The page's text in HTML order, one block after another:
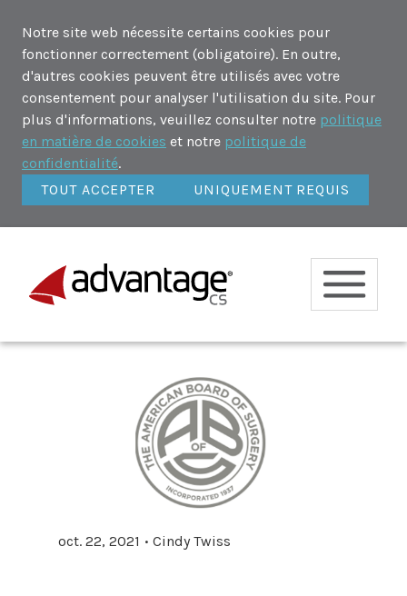
Notre site web nécessite certains cookies pour
fonctionner correctement (obligatoire). En outre,
d'autres cookies peuvent être utilisés avec votre
consentement pour analyser l'utilisation du site. Pour
plus d'informations, veuillez consulter notre politique
en matière de cookies et notre politique de
confidentialité.
TOUT ACCEPTER
UNIQUEMENT REQUIS
oct. 22, 2021 Cindy Twiss